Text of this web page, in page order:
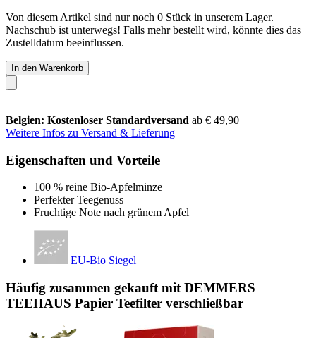
Von diesem Artikel sind nur noch 0 Stück in unserem Lager.
Nachschub ist unterwegs! Falls mehr bestellt wird, könnte dies das
Zustelldatum beeinflussen.
In den Warenkorb
Belgien: Kostenloser Standardversand ab € 49,90
Weitere Infos zu Versand & Lieferung
Eigenschaften und Vorteile
100 % reine Bio-Apfelminze
Perfekter Teegenuss
Fruchtige Note nach grünem Apfel
EU-Bio Siegel
Häufig zusammen gekauft mit DEMMERS
TEEHAUS Papier Teefilter verschließbar